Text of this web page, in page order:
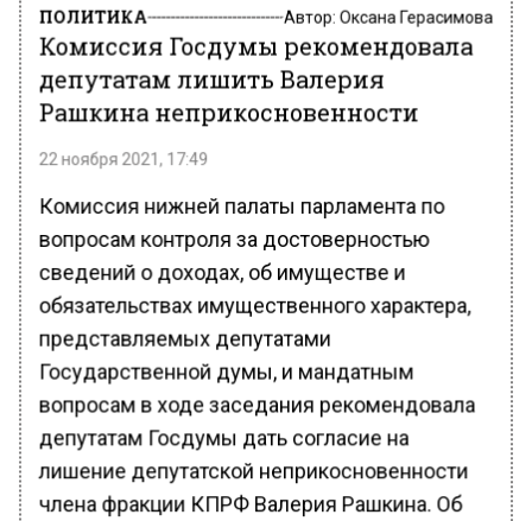
ПОЛИТИКА Автор: Оксана Герасимова
Комиссия Госдумы рекомендовала
депутатам лишить Валерия
Рашкина неприкосновенности
22 ноября 2021, 17:49
Комиссия нижней палаты парламента по
вопросам контроля за достоверностью
сведений о доходах, об имуществе и
обязательствах имущественного характера,
представляемых депутатами
Государственной думы, и мандатным
вопросам в ходе заседания рекомендовала
депутатам Госдумы дать согласие на
лишение депутатской неприкосновенности
члена фракции КПРФ Валерия Рашкина. Об